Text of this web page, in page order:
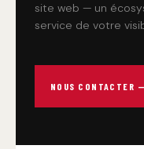
site web — un
service de votre
NOUS CONTACTER